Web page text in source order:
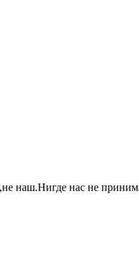
наш.Нигде нас не